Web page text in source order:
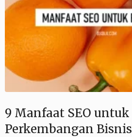
9 Manfaat SEO untuk
Perkembangan Bisnis